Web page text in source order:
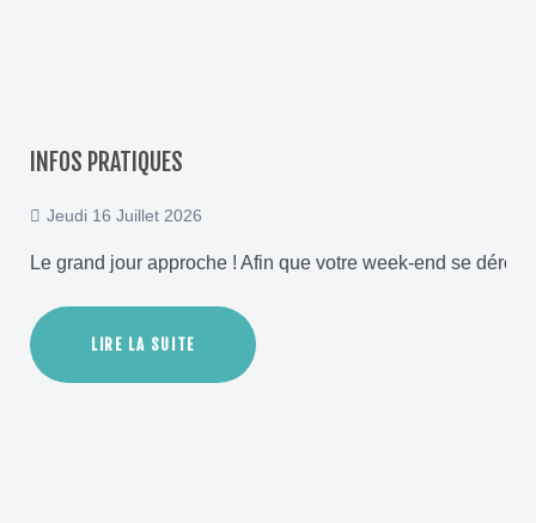
INFOS PRATIQUES
Jeudi 16 Juillet 2026
Le grand jour approche ! Afin que votre week-end se
LIRE LA SUITE